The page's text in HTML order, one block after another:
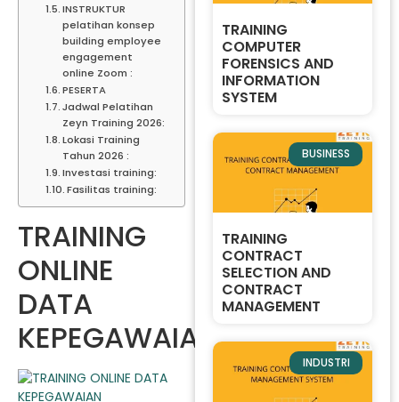
INSTRUKTUR
pelatihan konsep
building employee
engagement
online Zoom :
PESERTA
Jadwal Pelatihan
Zeyn Training 2026:
Lokasi Training
Tahun 2026 :
Investasi training:
Fasilitas training:
TRAINING
ONLINE
DATA
KEPEGAWAIAN
TRAINING
COMPUTER
FORENSICS AND
INFORMATION
SYSTEM
BUSINESS
TRAINING
CONTRACT
SELECTION AND
CONTRACT
MANAGEMENT
INDUSTRI